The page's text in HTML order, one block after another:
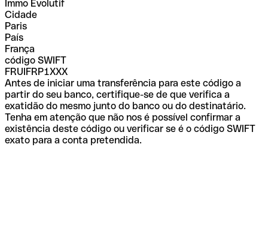
Immo Evolutif
Cidade
Paris
País
França
código SWIFT
FRUIFRP1XXX
Antes de iniciar uma transferência para este código a
partir do seu banco, certifique-se de que verifica a
exatidão do mesmo junto do banco ou do destinatário.
Tenha em atenção que não nos é possível confirmar a
existência deste código ou verificar se é o código SWIFT
exato para a conta pretendida.